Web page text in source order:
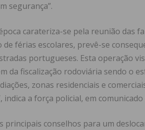
segurança”.
carateriza-se pela reunião das
férias escolares, prevê-se
portugueses. Esta operação
da fiscalização rodoviária sendo o
zonas residenciais e
indica a força policial, em
principais conselhos para um